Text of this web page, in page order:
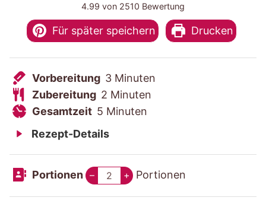
4.99 von 2510 Bewertung
Für später speichern Drucken
V
o
r
b
e
i
Vorbereitung 3M
i
n
n
Minuten
Z
u
b
e
i
Zubereitung 2M
i
e
n
Minuten
G
e
m
t
Gesamtzeit 5M
i
e
Minuten
Rezept-Details
Portionen – + Portionen